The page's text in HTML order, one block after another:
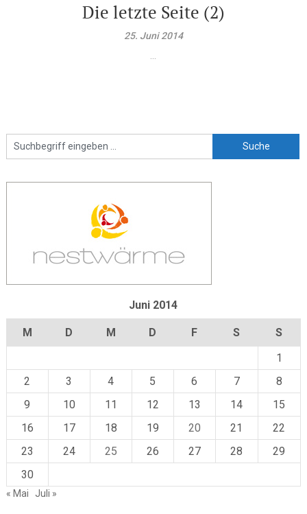
Die letzte Seite (2)
25. Juni 2014
Juni 2014
M D M D F S
S
1
2
3 4 5 6 7
8
9
10 11 12 13 14
15
16
17 18 19 20 21
22
23
24 25 26 27 28
29
30
« Mai Juli »